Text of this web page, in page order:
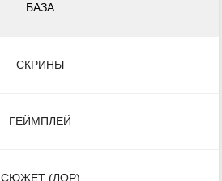
БАЗА
СКРИНЫ
ГЕЙМПЛЕЙ
СЮЖЕТ (ЛОР)